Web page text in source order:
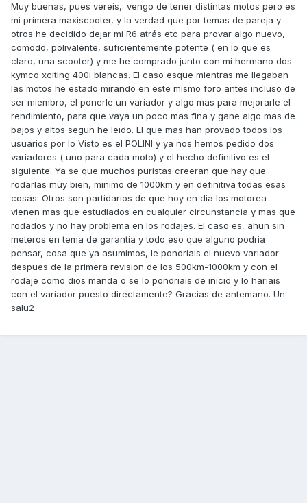
Muy buenas, pues vereis,: vengo de tener distintas motos pero es
mi primera maxiscooter, y la verdad que por temas de pareja y
otros he decidido dejar mi R6 atrás etc para provar algo nuevo,
comodo, polivalente, suficientemente potente ( en lo que es
claro, una scooter) y me he comprado junto con mi hermano dos
kymco xciting 400i blancas. El caso esque mientras me llegaban
las motos he estado mirando en este mismo foro antes incluso de
ser miembro, el ponerle un variador y algo mas para mejorarle el
rendimiento, para que vaya un poco mas fina y gane algo mas de
bajos y altos segun he leido. El que mas han provado todos los
usuarios por lo Visto es el POLINI y ya nos hemos pedido dos
variadores ( uno para cada moto) y el hecho definitivo es el
siguiente. Ya se que muchos puristas creeran que hay que
rodarlas muy bien, minimo de 1000km y en definitiva todas esas
cosas. Otros son partidarios de que hoy en dia los motorea
vienen mas que estudiados en cualquier circunstancia y mas que
rodados y no hay problema en los rodajes. El caso es, ahun sin
meteros en tema de garantia y todo eso que alguno podria
pensar, cosa que ya asumimos, le pondriais el nuevo variador
despues de la primera revision de los 500km-1000km y con el
rodaje como dios manda o se lo pondriais de inicio y lo hariais
con el variador puesto directamente? Gracias de antemano. Un
salu2